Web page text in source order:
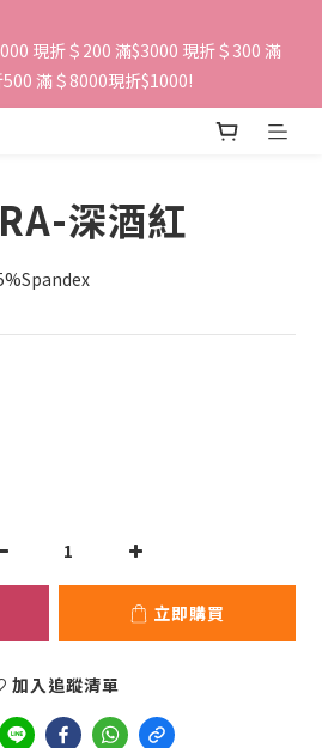
現折＄200 滿$3000 現折＄300 滿
滿＄8000現折$1000!
深酒紅
立即購買
加入追蹤清單